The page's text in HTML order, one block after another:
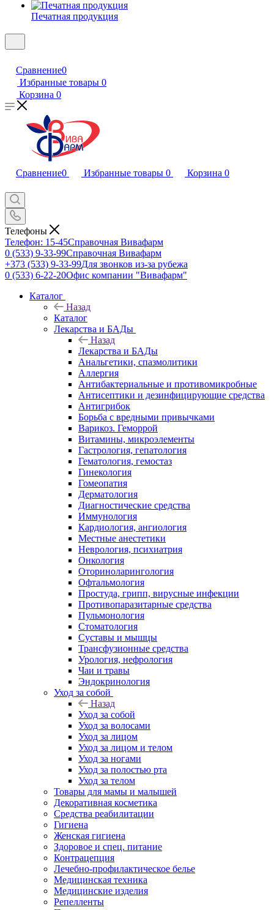
Печатная продукция
Сравнение0
Избранные товары 0
Корзина 0
Сравнение0 Избранные товары 0 Корзина 0
Телефоны
Телефон: 15-45Справочная Вивафарм
0 (533) 9-33-99Справочная Вивафарм
+373 (533) 9-33-99Для звонков из-за рубежа
0 (533) 6-22-20Офис компании "Вивафарм"
Каталог
Назад
Каталог
Лекарства и БАДы
Назад
Лекарства и БАДы
Анальгетики, спазмолитики
Аллергия
Антибактериальные и противомикробные
Антисептики и дезинфицирующие средства
Антигрибок
Борьба с вредными привычками
Варикоз. Геморрой
Витамины, микроэлементы
Гастрология, гепатология
Гематология, гемостаз
Гинекология
Гомеопатия
Дерматология
Диагностические средства
Иммунология
Кардиология, ангиология
Местные анестетики
Неврология, психиатрия
Онкология
Оториноларингология
Офтальмология
Простуда, грипп, вирусные инфекции
Противопаразитарные средства
Пульмонология
Стоматология
Суставы и мышцы
Трансфузионные средства
Урология, нефрология
Чаи и травы
Эндокринология
Уход за собой
Назад
Уход за собой
Уход за волосами
Уход за лицом
Уход за лицом и телом
Уход за ногами
Уход за полостью рта
Уход за телом
Товары для мамы и малышей
Декоративная косметика
Средства реабилитации
Гигиена
Женская гигиена
Здоровое и спец. питание
Контрацепция
Лечебно-профилактическое белье
Медицинская техника
Медицинские изделия
Репелленты